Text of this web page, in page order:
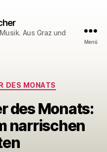
Aus Graz und
Menü
DES MONATS
des Monats:
narrischen